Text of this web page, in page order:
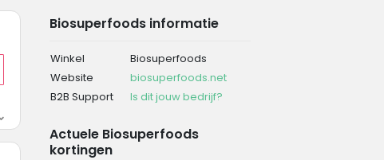
Biosuperfoods informatie
Winkel
Biosuperfoods
Website
biosuperfoods.net
B2B Support
Is dit jouw bedrijf?
Actuele Biosuperfoods
kortingen